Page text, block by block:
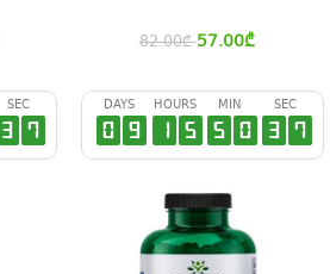
82.00₾ 57.00₾
SEC
3 6
DAYS
0 9
HOURS
1 5
MIN
5 0
SEC
3 6